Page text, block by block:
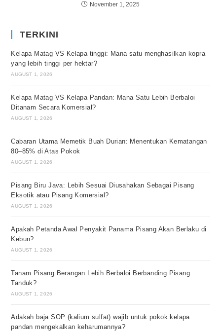
November 1, 2025
TERKINI
Kelapa Matag VS Kelapa tinggi: Mana satu menghasilkan kopra
yang lebih tinggi per hektar?
AUGUST 1, 2026
Kelapa Matag VS Kelapa Pandan: Mana Satu Lebih Berbaloi
Ditanam Secara Komersial?
AUGUST 1, 2026
Cabaran Utama Memetik Buah Durian: Menentukan Kematangan
80–85% di Atas Pokok
AUGUST 1, 2026
Pisang Biru Java: Lebih Sesuai Diusahakan Sebagai Pisang
Eksotik atau Pisang Komersial?
AUGUST 1, 2026
Apakah Petanda Awal Penyakit Panama Pisang Akan Berlaku di
Kebun?
AUGUST 1, 2026
Tanam Pisang Berangan Lebih Berbaloi Berbanding Pisang
Tanduk?
AUGUST 1, 2026
Adakah baja SOP (kalium sulfat) wajib untuk pokok kelapa
pandan mengekalkan keharumannya?